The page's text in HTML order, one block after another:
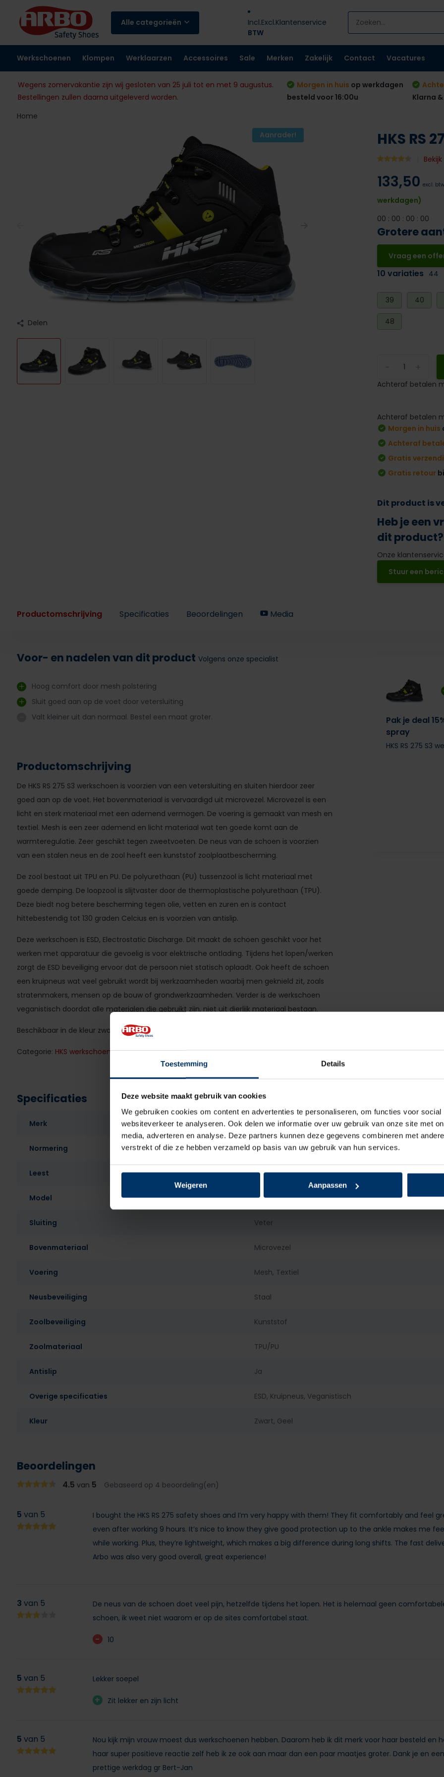
Toestemming Details
Deze website maakt gebruik van cookies
We gebruiken cookies om content en advertenties te personaliseren, om functies voor
websiteverkeer te analyseren. Ook delen we informatie over uw gebruik van onze site met
media, adverteren en analyse. Deze partners kunnen deze gegevens combineren met
verstrekt of die ze hebben verzameld op basis van uw gebruik van hun services.
Weigeren Aanpassen
Alle categorieën Incl.Excl.
BTW
Klantenservice
Werkschoenen Klompen Werklaarzen Accessoires Sale Merken Zakelijk Contact Vacatures
Wegens zomervakantie zijn wij gesloten van 25 juli tot en met 9 augustus.
Bestellingen zullen daarna uitgeleverd worden.
Morgen in huis op werkdagen
besteld voor 16:00u
Klarna
Home
Aanrader!
Delen
HKS RS
133,50 excl.
werkdagen)
00 : 00 : 00 : 00
Grotere
Vraag een
10 variaties 44
39 40
48
Achteraf betalen
Achteraf betalen
Morgen in huis
Achteraf
Gratis
Gratis retour
Dit product is
Heb je een
dit product?
Onze
Stuur een
Productomschrijving Specificaties Beoordelingen Media
Voor- en nadelen van dit product Volgens onze specialist
Hoog comfort door mesh polstering
Sluit goed aan op de voet door vetersluiting
Valt kleiner uit dan normaal. Bestel een maat groter.
Productomschrijving
De HKS RS 275 S3 werkschoen is voorzien van een vetersluiting en sluiten hierdoor zeer
goed aan op de voet. Het bovenmateriaal is vervaardigd uit microvezel. Microvezel is een
licht en sterk materiaal met een ademend vermogen. De voering is gemaakt van mesh en
textiel. Mesh is een zeer ademend en licht materiaal wat ten goede komt aan de
warmteregulatie. Zeer geschikt tegen zweetvoeten. De neus van de schoen is voorzien
van een stalen neus en de zool heeft een kunststof zoolplaatbescherming.
De zool bestaat uit TPU en PU. De polyurethaan (PU) tussenzool is licht materiaal met
goede demping. De loopzool is slijtvaster door de thermoplastische polyurethaan (TPU).
Deze biedt nog betere bescherming tegen olie, vetten en zuren en is contact
hittebestendig tot 130 graden Celcius en is voorzien van antislip.
Deze werkschoen is ESD, Electrostatic Discharge. Dit maakt de schoen geschikt voor het
werken met apparatuur die gevoelig is voor elektrische ontlading. Tijdens het lopen/werken
zorgt de ESD beveiliging ervoor dat de persoon niet statisch oplaadt. Ook heeft de schoen
een kruipneus wat veel gebruikt wordt bij werkzaamheden waarbij men geknield zit, zoals
stratenmakers, mensen op de bouw of grondwerkzaamheden. Verder is de werkschoen
veganistisch doordat alle materialen die gebruikt zijn, niet uit dierlijk materiaal bestaan.
Beschikbaar in de kleur zwart en in de maten 39 t/m 48.
Categorie: HKS werkschoenen
Pak je deal
spray
HKS RS 275 S3
Specificaties
Merk HKS
Normering S3
Leest Heren
Model Hoog
Sluiting Veter
Bovenmateriaal Microvezel
Voering Mesh, Textiel
Neusbeveiliging Staal
Zoolbeveiliging Kunststof
Zoolmateriaal TPU/PU
Antislip Ja
Overige specificaties ESD, Kruipneus, Veganistisch
Kleur Zwart, Geel
Beoordelingen
4.5 van 5 Gebaseerd op 4 beoordeling(en)
5 van 5
I bought the HKS RS 275 safety shoes and I’m very happy with them! They fit comfortably and feel
even after working 9 hours. It’s nice to know they give good protection up to the ankle makes me
while working. Plus, they’re lightweight, which makes a big difference during long shifts. The fast
Arbo was also very good overall, great experience!
3 van 5
De neus van de schoen doet veel pijn, hetzelfde tijdens het lopen. Het is helemaal geen
schoen, ik weet niet waarom er op de sites comfortabel staat.
- 10
5 van 5 Lekker soepel
+ Zit lekker en zijn licht
5 van 5
Nou kijk mijn vrouw moest dus werkschoenen hebben. Daarom heb ik dit merk voor haar besteld en
haar super positieve reactie zelf heb ik ze ook aan maar dan een paar maatjes groter. Dank je en een
prettige werkdag gr Bert-Jan